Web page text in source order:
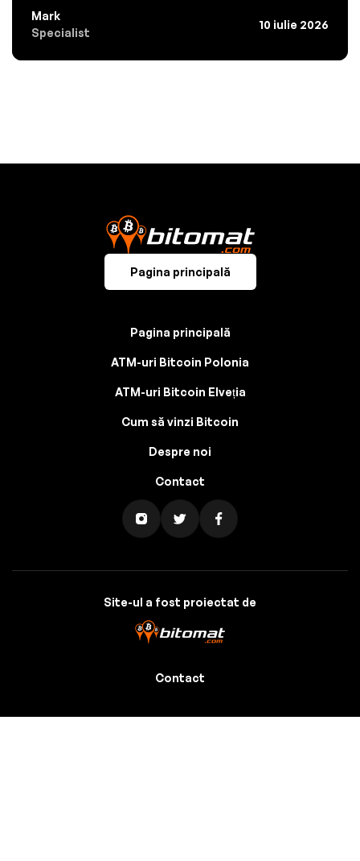
Mark
Specialist
10 iulie 2026
Pagina principală
Pagina principală
ATM-uri Bitcoin Polonia
ATM-uri Bitcoin Elveția
Cum să vinzi Bitcoin
Despre noi
Contact
Site-ul a fost proiectat de
Contact